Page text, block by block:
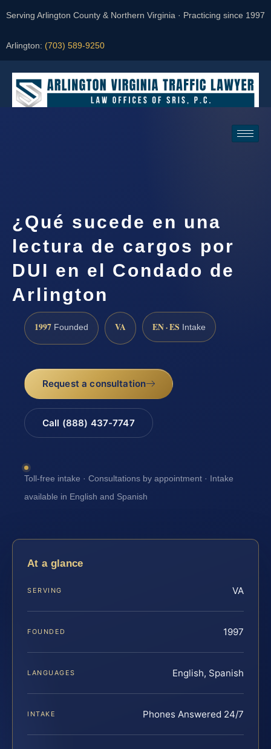
Serving Arlington County & Northern Virginia · Practicing since 1997
Arlington: (703) 589-9250
¿Qué sucede en una
lectura de cargos por
DUI en el Condado de
Arlington
1997 Founded VA EN · ES Intake
Request a consultation
Call (888) 437-7747
Toll-free intake · Consultations by appointment · Intake
available in English and Spanish
At a glance
SERVING VA
FOUNDED 1997
LANGUAGES English, Spanish
INTAKE Phones Answered 24/7